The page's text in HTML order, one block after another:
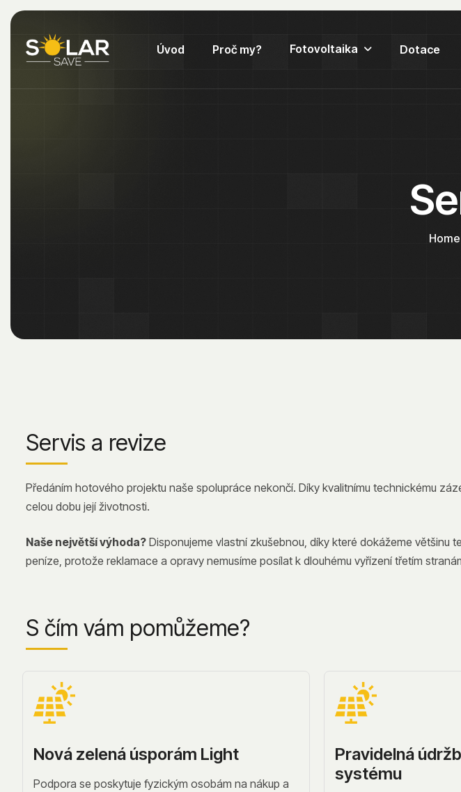
Úvod Proč my? Fotovoltaika Dotace
Home
Servis a revize
Předáním hotového projektu naše spolupráce nekončí. Díky kvalitnímu technickému
celou dobu její životnosti.
Naše největší výhoda? Disponujeme vlastní zkušebnou, díky které dokážeme většinu
peníze, protože reklamace a opravy nemusíme posílat k dlouhému vyřízení třetím
S čím vám pomůžeme?
Nová zelená úsporám Light
Podpora se poskytuje fyzickým osobám na nákup a
Pravidelná
systému